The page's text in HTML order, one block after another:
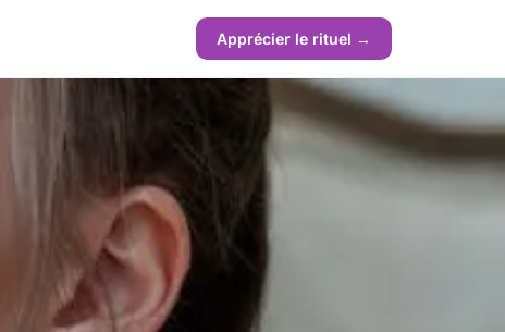
Apprécier le rituel →